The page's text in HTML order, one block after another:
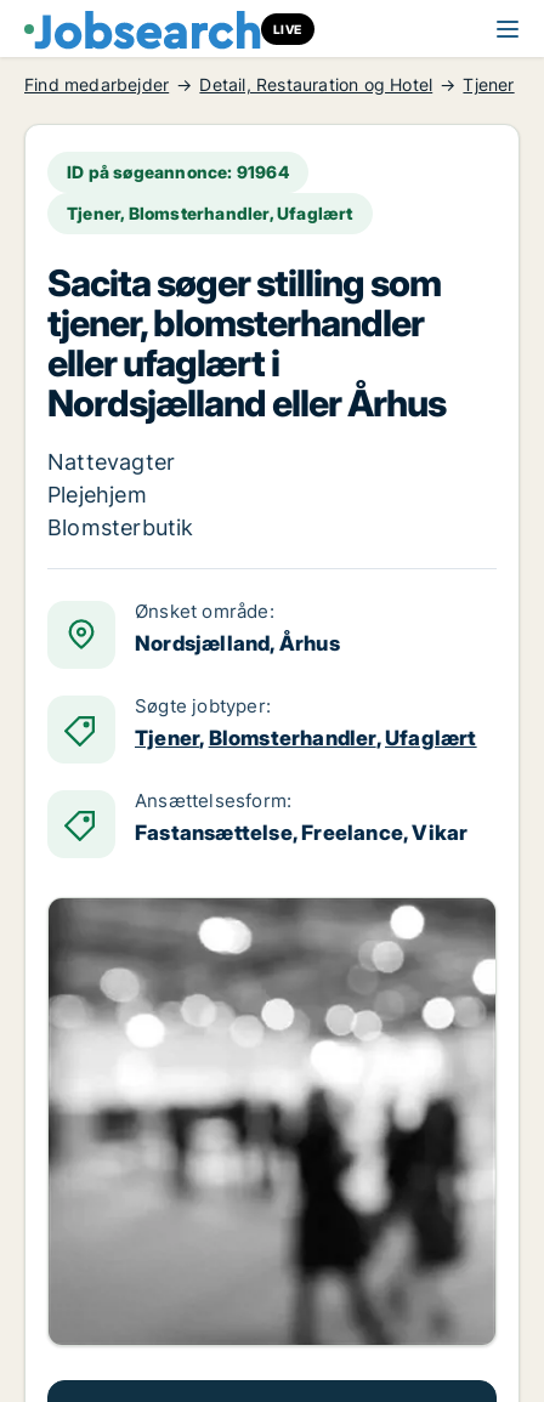
LIVE
Find medarbejder Detail, Restauration og Hotel Tjener
ID på søgeannonce: 91964
Tjener, Blomsterhandler, Ufaglært
Sacita søger stilling som
tjener, blomsterhandler
eller ufaglært i
Nordsjælland eller Århus
Nattevagter
Plejehjem
Blomsterbutik
Ønsket område:
Nordsjælland, Århus
Søgte jobtyper:
Tjener, Blomsterhandler,Ufaglært
Ansættelsesform:
Fastansættelse, Freelance, Vikar